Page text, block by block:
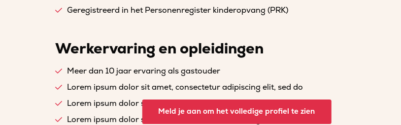
Geregistreerd in het Personenregister kinderopvang (PRK)
Werkervaring en opleidingen
Meer dan 10 jaar ervaring als gastouder
Lorem ipsum dolor sit amet, consectetur adipiscing elit, sed do
Lorem ipsum dolor sit amet, consectetur adipiscing elit, sed do
Lorem ipsum dolor sit amet, consectetur adipiscing elit, sed do
Meld je aan om het volledige profiel te zien